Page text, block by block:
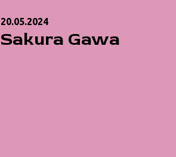
20.05.2024
Sakura Gawa